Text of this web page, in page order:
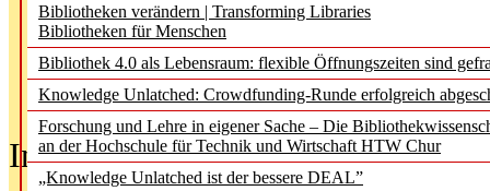
Bibliotheken verändern | Transforming Libraries
Bibliotheken für Menschen
Bibliothek 4.0 als Lebensraum: flexible Öffnungszeiten sind
Knowledge Unlatched: Crowdfunding-Runde erfolgreich
Forschung und Lehre in eigener Sache – Die
an der Hochschule für Technik und Wirtschaft HTW Chur
„Knowledge Unlatched ist der bessere DEAL”
In der Ausgabe06/2026(August